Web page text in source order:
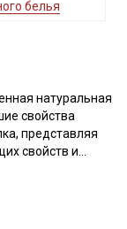
белья
натуральная
свойства
представляя
свойств и
получен путем